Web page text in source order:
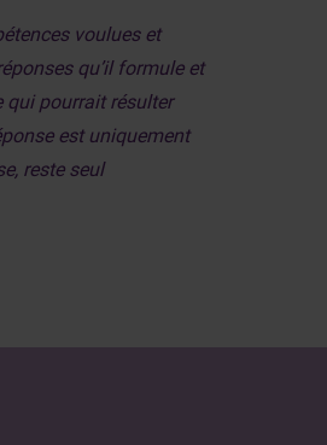
voulues et
qu’il formule et
qui pourrait résulter
est uniquement
reste seul